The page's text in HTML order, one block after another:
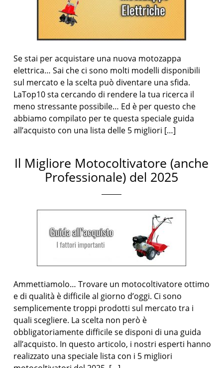
Se stai per acquistare una nuova motozappa
elettrica… Sai che ci sono molti modelli disponibili
sul mercato e la scelta può diventare una sfida.
LaTop10 sta cercando di rendere la tua ricerca il
meno stressante possibile… Ed è per questo che
abbiamo compilato per te questa speciale guida
all’acquisto con una lista delle 5 migliori […]
Il Migliore Motocoltivatore (anche
Professionale) del 2025
Ammettiamolo… Trovare un motocoltivatore ottimo
e di qualità è difficile al giorno d’oggi. Ci sono
semplicemente troppi prodotti sul mercato tra i
quali scegliere. La scelta non però è
obbligatoriamente difficile se disponi di una guida
all’acquisto. In questo articolo, i nostri esperti hanno
realizzato una speciale lista con i 5 migliori